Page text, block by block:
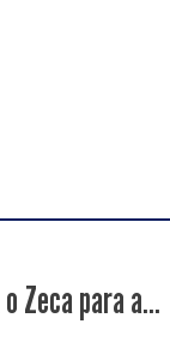
Zeca para a...